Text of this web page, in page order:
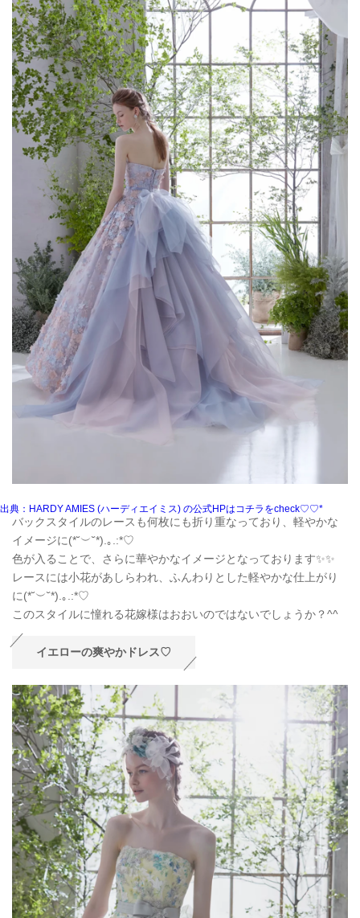
出典：HARDY AMIES (ハーディエイミス) の公式HPはコチラをcheck♡♡*
バックスタイルのレースも何枚にも折り重なっており、軽やかな
イメージに(*˘︶˘*).｡.:*♡
色が入ることで、さらに華やかなイメージとなっております✨✨
レースには小花があしらわれ、ふんわりとした軽やかな仕上がり
に(*˘︶˘*).｡.:*♡
このスタイルに憧れる花嫁様はおおいのではないでしょうか？^^
イエローの爽やかドレス♡